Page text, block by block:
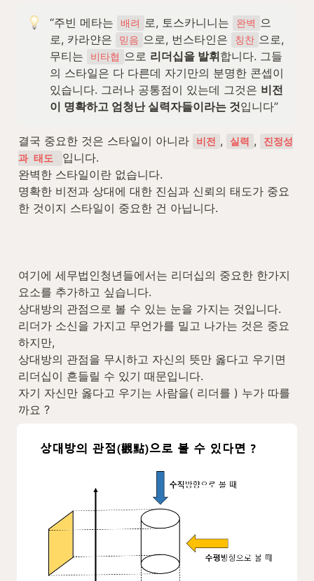
“주빈 메타는 배려 로, 토스카니니는 완벽 으
로, 카라얀은
믿음 으로, 번스타인은 칭찬 으로,
무티는
비타협 으로 리더십을 발휘합니다. 그들
의 스타일은 다 다른데 자기만의 분명한 콘셉이
있습니다. 그러나 공통점이 있는데 그것은 비전
이 명확하고 엄청난 실력자들이라는 것입니다”
결국 중요한 것은 스타일이 아니라 비전 , 실력 ,
진정성
과 태도
입니다.
완벽한 스타일이란 없습니다.
명확한 비전과 상대에 대한 진심과 신뢰의 태도가 중요
한 것이지 스타일이 중요한 건 아닙니다.
여기에 세무법인청년들에서는 리더십의 중요한 한가지
요소를 추가하고 싶습니다.
상대방의 관점으로 볼 수 있는 눈을 가지는 것입니다.
리더가 소신을 가지고 무언가를 밀고 나가는 것은 중요
하지만,
상대방의 관점을 무시하고 자신의 뜻만 옳다고 우기면
리더십이 흔들릴 수 있기 때문입니다.
자기 자신만 옳다고 우기는 사람을( 리더를 ) 누가 따를
까요 ?